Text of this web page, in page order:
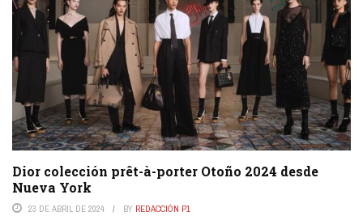
Dior colección prêt-à-porter Otoño 2024 desde
Nueva York
23 DE ABRIL DE 2024 BY REDACCIÓN P1